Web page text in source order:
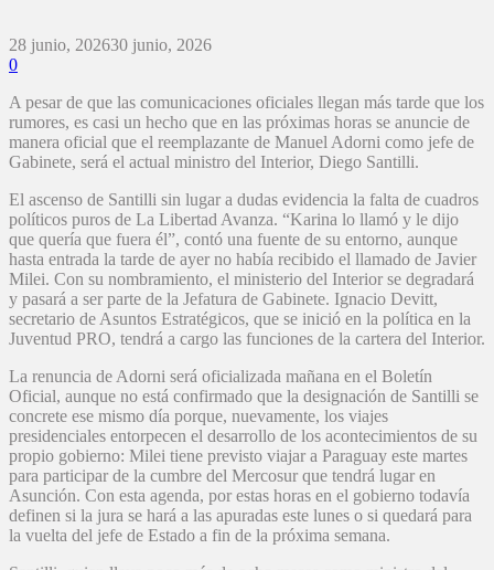
28 junio, 202630 junio, 2026
0
A pesar de que las comunicaciones oficiales llegan más tarde que los
rumores, es casi un hecho que en las próximas horas se anuncie de
manera oficial que el reemplazante de Manuel Adorni como jefe de
Gabinete, será el actual ministro del Interior, Diego Santilli.
El ascenso de Santilli sin lugar a dudas evidencia la falta de cuadros
políticos puros de La Libertad Avanza. “Karina lo llamó y le dijo
que quería que fuera él”, contó una fuente de su entorno, aunque
hasta entrada la tarde de ayer no había recibido el llamado de Javier
Milei. Con su nombramiento, el ministerio del Interior se degradará
y pasará a ser parte de la Jefatura de Gabinete. Ignacio Devitt,
secretario de Asuntos Estratégicos, que se inició en la política en la
Juventud PRO, tendrá a cargo las funciones de la cartera del Interior.
La renuncia de Adorni será oficializada mañana en el Boletín
Oficial, aunque no está confirmado que la designación de Santilli se
concrete ese mismo día porque, nuevamente, los viajes
presidenciales entorpecen el desarrollo de los acontecimientos de su
propio gobierno: Milei tiene previsto viajar a Paraguay este martes
para participar de la cumbre del Mercosur que tendrá lugar en
Asunción. Con esta agenda, por estas horas en el gobierno todavía
definen si la jura se hará a las apuradas este lunes o si quedará para
la vuelta del jefe de Estado a fin de la próxima semana.